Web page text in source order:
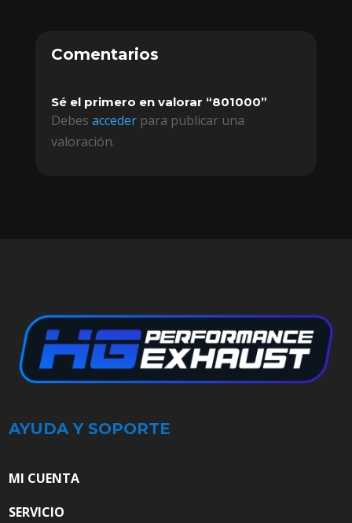
Comentarios
Sé el primero en valorar “801000”
Debes accederpara publicar una
valoración.
AYUDA Y SOPORTE
MI CUENTA
SERVICIO